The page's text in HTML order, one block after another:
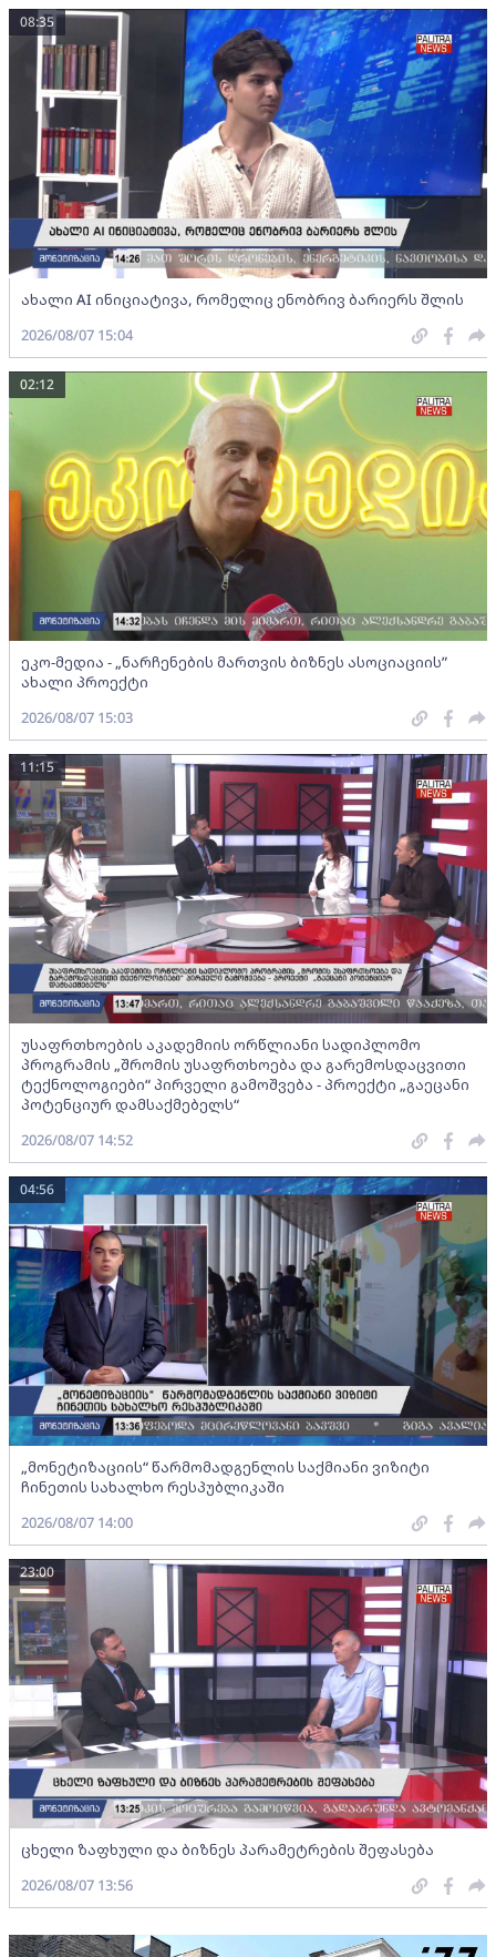
ახალი AI ინიციატივა, რომელიც ენობრივ ბარიერს შლის
08:35
2026/08/07 15:04
ეკო-მედია - „ნარჩენების მართვის ბიზნეს ასოციაციის”
ახალი პროექტი
02:12
2026/08/07 15:03
უსაფრთხოების აკადემიის ორწლიანი სადიპლომო
პროგრამის „შრომის უსაფრთხოება და გარემოსდაცვითი
ტექნოლოგიები“ პირველი გამოშვება - პროექტი „გაეცანი
პოტენციურ დამსაქმებელს“
11:15
2026/08/07 14:52
„მონეტიზაციის“ წარმომადგენლის საქმიანი ვიზიტი
ჩინეთის სახალხო რესპუბლიკაში
04:56
2026/08/07 14:00
ცხელი ზაფხული და ბიზნეს პარამეტრების შეფასება
23:00
2026/08/07 13:56